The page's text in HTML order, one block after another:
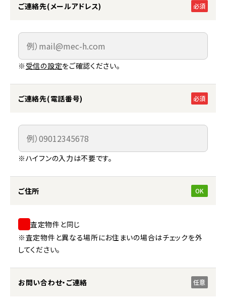
ご連絡先(メールアドレス) 必須
※ 受信の設定をご確認ください。
ご連絡先(電話番号) 必須
※ハイフンの入力は不要です。
ご住所 OK
査定物件と同じ
※査定物件と異なる場所にお住まいの場合はチェックを外
してください。
お問い合わせ・ご連絡 任意